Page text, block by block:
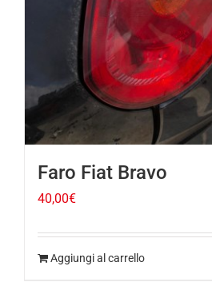
Faro Fiat Bravo
40,00€
Aggiungi al carrello